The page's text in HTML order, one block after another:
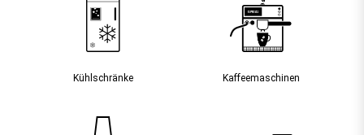
Kühlschränke Kaffee­maschinen